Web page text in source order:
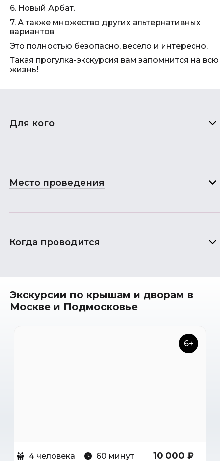
6. Новый Арбат.
7. А также множество других альтернативных
вариантов.
Это полностью безопасно, весело и интересно.
Такая прогулка-экскурсия вам запомнится на всю
жизнь!
Для кого
Место проведения
Когда проводится
Экскурсии по крышам и дворам в
Москве и Подмосковье
6+
4 человека 60 минут 10 000 ₽